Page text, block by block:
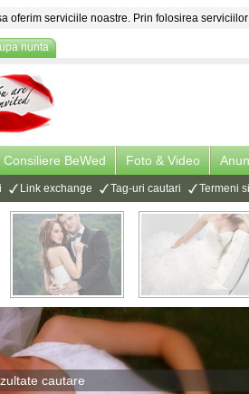
oferim serviciile noastre. Prin folosirea
nunta
Consiliere BeWed Foto & Video
Link exchange Tag-uri cautari Termeni
cautare